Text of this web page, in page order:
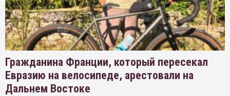
Гражданина Франции, который пересекал
Евразию на велосипеде, арестовали на
Дальнем Востоке